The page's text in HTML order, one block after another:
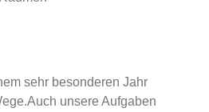
sehr besonderen Jahr
unsere Aufgaben